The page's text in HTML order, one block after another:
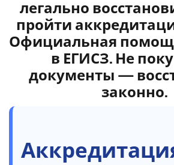
легально
пройти
Официальная
в ЕГИСЗ. Не
документы —
законно.